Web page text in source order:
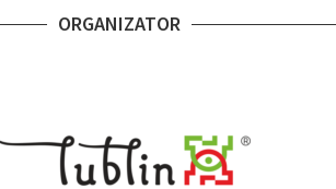
ORGANIZATOR